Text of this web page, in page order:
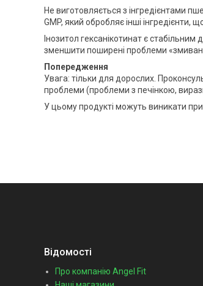
Не виготовляється з інгредієнтами
GMP, який обробляє інші інгредієнти,
Інозитол гексанікотинат є
зменшити поширені проблеми
Попередження
Увага: тільки для дорослих.
проблеми (проблеми з печінкою,
У цьому продукті можуть виникати
Відомості
Про компанію Angel Fit